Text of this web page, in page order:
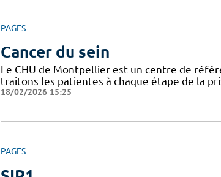
PAGES
Cancer du sein
Le CHU de Montpellier est un centre de
traitons les patientes à chaque étape de la
18/02/2026 15:25
PAGES